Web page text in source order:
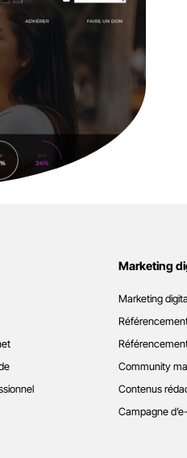
Marketing
Marketing
Community
Contenus
Campagne